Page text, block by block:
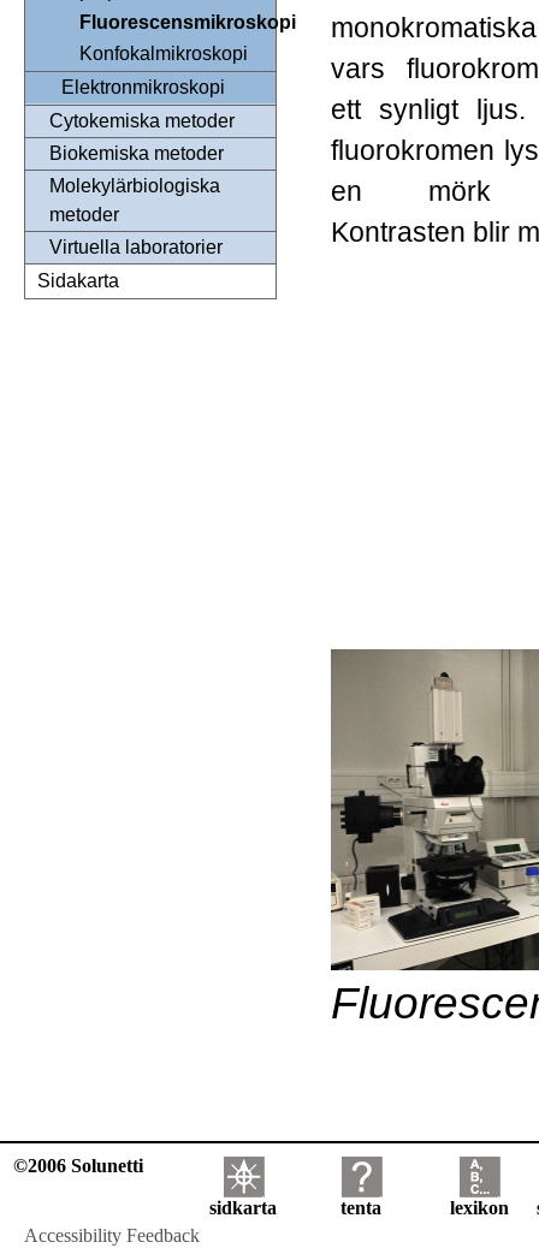
Fluorescensmikroskopi
Konfokalmikroskopi
Elektronmikroskopi
Cytokemiska metoder
Biokemiska metoder
Molekylärbiologiska
metoder
Virtuella laboratorier
Sidakarta
vars
ett synligt
fluorokromen
en mörk
Kontrasten blir
©2006 Solunetti
sidkarta tenta lexikon
Accessibility Feedback